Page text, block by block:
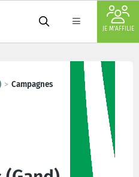
JE M'AFFILIE
Campagnes